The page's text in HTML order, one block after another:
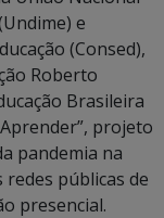
e
(Consed),
Roberto
Brasileira
projeto
pandemia na
públicas de
presencial.